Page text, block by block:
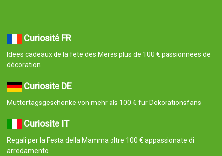
Curiosité FR
Idées cadeaux de la fête des Mères plus de 100 € passionnées de
décoration
Curiosite DE
Muttertagsgeschenke von mehr als 100 € für Dekorationsfans
Curiosite IT
Regali per la Festa della Mamma oltre 100 € appassionate di
arredamento